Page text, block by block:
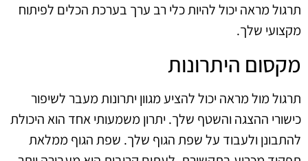
תרגול מראה יכול להיות כלי רב ערך בערכת הכלים לפיתוח
מקצועי שלך.
מקסום היתרונות
תרגול מול מראה יכול להציע מגוון יתרונות מעבר לשיפור
כישורי ההצגה והשטף שלך. יתרון משמעותי אחד הוא היכולת
להתבונן ולעבוד על שפת הגוף שלך. שפת הגוף ממלאת